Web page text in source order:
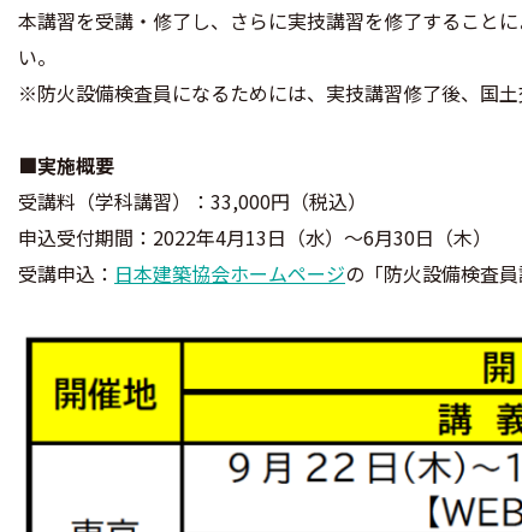
本講習を受講・修了し、さらに実技講習を修了すること
い。
※防火設備検査員になるためには、実技講習修了後、国土
■実施概要
受講料（学科講習）：33,000円（税込）
申込受付期間：2022年4月13日（水）〜6月30日（木）
受講申込： 日本建築協会ホームページの「防火設備検査